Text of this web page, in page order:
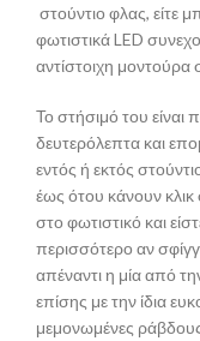
στούντιο φλας, είτε
φωτιστικά LED
αντίστοιχη μοντούρα
Το στήσιμό του είναι
δευτερόλεπτα και
εντός ή εκτός
έως ότου κάνουν
στο φωτιστικό και
περισσότερο αν
απέναντι η μία από
επίσης με την ίδια
μεμονωμένες